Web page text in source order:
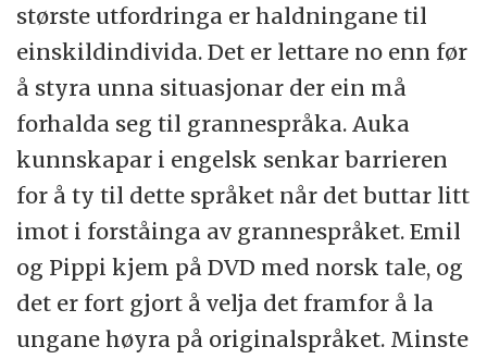
største utfordringa er haldningane til
einskildindivida. Det er lettare no enn før
å styra unna situasjonar der ein må
forhalda seg til grannespråka. Auka
kunnskapar i engelsk senkar barrieren
for å ty til dette språket når det buttar litt
imot i forståinga av grannespråket. Emil
og Pippi kjem på DVD med norsk tale, og
det er fort gjort å velja det framfor å la
ungane høyra på originalspråket. Minste